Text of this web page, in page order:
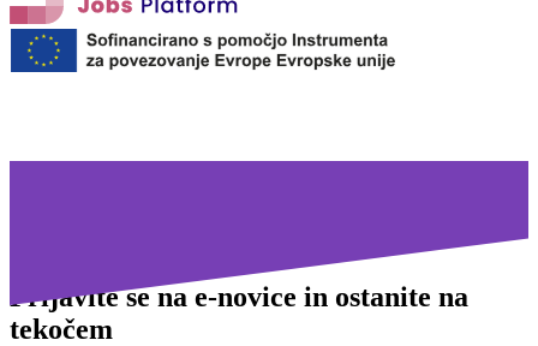
Prijavite se na e-novice in ostanite na
tekočem